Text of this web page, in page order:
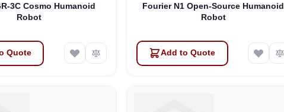
3C Cosmo Humanoid
Robot
Quote
Fourier N1 Open-Source Humanoid
Robot
Add to Quote